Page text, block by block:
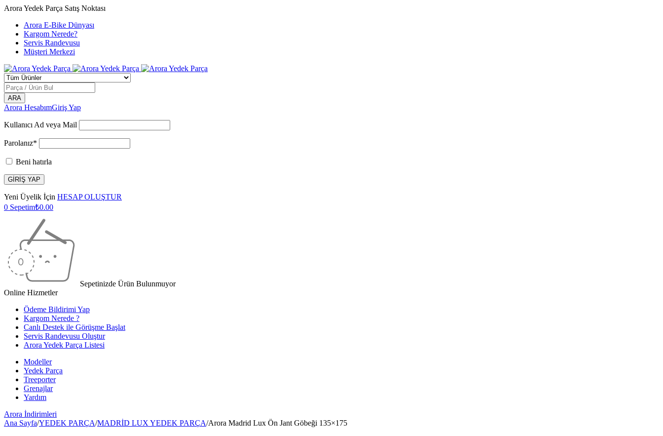
Arora Yedek Parça Satış Noktası
Arora E-Bike Dünyası
Kargom Nerede?
Servis Randevusu
Müşteri Merkezi
Arora HesabımGiriş Yap
Kullanıcı Ad veya Mail
Parolanız*
Beni hatırla
Yeni Üyelik İçin HESAP OLUŞTUR
0 Sepetim₺0.00
Sepetinizde Ürün Bulunmuyor
Online Hizmetler
Ödeme Bildirimi Yap
Kargom Nerede ?
Canlı Destek ile Görüşme Başlat
Servis Randevusu Oluştur
Arora Yedek Parça Listesi
Modeller
Yedek Parça
Treeporter
Grenajlar
Yardım
Arora İndirimleri
Ana Sayfa/YEDEK PARÇA/MADRİD LUX YEDEK PARÇA/Arora Madrid Lux Ön Jant Göbeği 135×175